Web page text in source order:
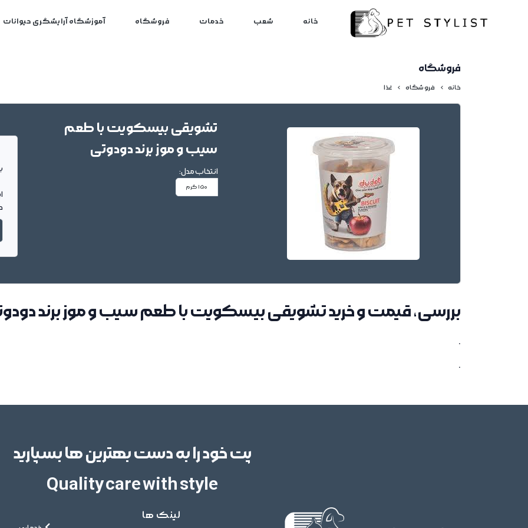
خانه شعب خدمات فروشگاه آموزشگاه آرایشگری حیوانات
فروشگاه
خانه فروشگاه غذا
تشویقی بیسکویت با طعم
سیب و موز برند دودوتی
انتخاب مدل:
150 گرم
بررسی، قیمت و خرید تشویقی بیسکویت با طعم سیب و موز برند
.
.
پت خود را به دست بهترین ها بسپارید
Quality care with style
لینک ها